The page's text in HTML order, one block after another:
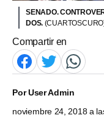
SENADO.
DOS.
Compartir en
PorUser Admin
noviembre 24, 2018 a